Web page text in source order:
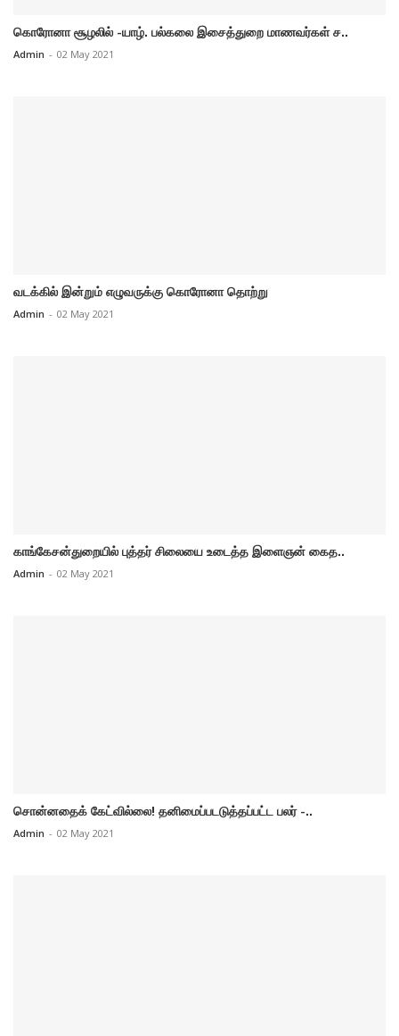
கொரோனா சூழலில் -யாழ். பல்கலை இசைத்துறை மாணவர்கள் ச..
Admin - 02 May 2021
வடக்கில் இன்றும் எழுவருக்கு கொரோனா தொற்று
Admin - 02 May 2021
காங்கேசன்துறையில் புத்தர் சிலையை உடைத்த இளைஞன் கைத..
Admin - 02 May 2021
சொன்னதைக் கேட்வில்லை! தனிமைப்படடுத்தப்பட்ட பலர் -..
Admin - 02 May 2021